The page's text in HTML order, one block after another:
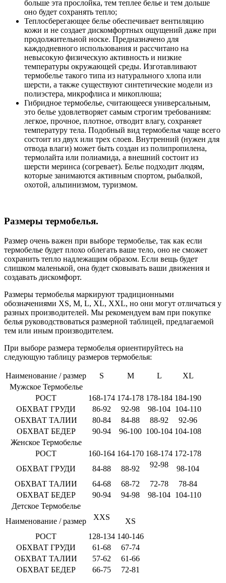
больше эта прослойка, тем теплее белье и тем дольше
оно будет сохранять тепло;
Теплосберегающее белье обеспечивает вентиляцию
кожи и не создает дискомфортных ощущений даже при
продолжительной носке. Предназначено для
каждодневного использования и рассчитано на
невысокую физическую активность и низкие
температуры окружающей среды. Изготавливают
термобелье такого типа из натурального хлопа или
шерсти, а также существуют синтетические модели из
полиэстера, микрофлиса и микоплюша;
Гибридное термобелье, считающееся универсальным,
это белье удовлетворяет самым строгим требованиям:
легкое, прочное, плотное, отводит влагу, сохраняет
температуру тела. Подобный вид термобелья чаще всего
состоит из двух или трех слоев. Внутренний (нужен для
отвода влаги) может быть создан из полипропилена,
термолайта или полиамида, а внешний состоит из
шерсти меринса (согревает). Белье подходит людям,
которые занимаются активным спортом, рыбалкой,
охотой, альпинизмом, туризмом.
Размеры термобелья.
Размер очень важен при выборе термобелье, так как если
термобелье будет плохо облегать ваше тело, оно не сможет
сохранить тепло надлежащим образом. Если вещь будет
слишком маленькой, она будет сковывать ваши движения и
создавать дискомфорт.
Размеры термобелья маркируют традиционными
обозначениями XS, M, L, XL, XXL, но они могут отличаться у
разных производителей. Мы рекомендуем вам при покупке
белья руководствоваться размерной таблицей, предлагаемой
тем или иным производителем.
При выборе размера термобелья ориентируйтесь на
следующую таблицу размеров термобелья:
Наименование / размер S M L
XL
Мужское Термобелье
РОСТ
168-174 174-178 178-184 184-190
ОБХВАТ ГРУДИ
86-92 92-98 98-104 104-110
ОБХВАТ ТАЛИИ
80-84 84-88 88-92
92-96
ОБХВАТ БЕДЕР
90-94 96-100 100-104 104-108
Женское Термобелье
РОСТ
160-164 164-170 168-174 172-178
ОБХВАТ ГРУДИ
84-88 88-92 92-98
98-104
ОБХВАТ ТАЛИИ
64-68 68-72 72-78
78-84
ОБХВАТ БЕДЕР
90-94 94-98 98-104 104-110
Детское Термобелье
Наименование / размер
XXS
XS
РОСТ
128-134 140-146
ОБХВАТ ГРУДИ
61-68
67-74
ОБХВАТ ТАЛИИ
57-62
61-66
ОБХВАТ БЕДЕР
66-75 72-81